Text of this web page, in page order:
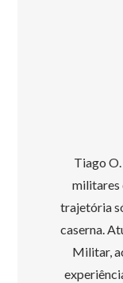
Tiago O.
militares
trajetória
caserna.
Militar,